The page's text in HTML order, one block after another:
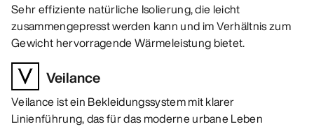
Sehr effiziente natürliche Isolierung, die leicht
zusammengepresst werden kann und im Verhältnis zum
Gewicht hervorragende Wärmeleistung bietet.
Veilance
Veilance ist ein Bekleidungssystem mit klarer
Linienführung, das für das moderne urbane Leben